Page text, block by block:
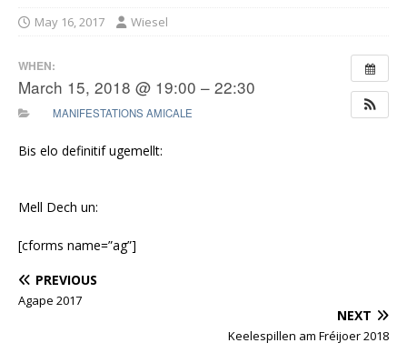
May 16, 2017 Wiesel
WHEN:
March 15, 2018 @ 19:00 – 22:30
MANIFESTATIONS AMICALE
Bis elo definitif ugemellt:
Mell Dech un:
[cforms name=”ag”]
PREVIOUS
Agape 2017
NEXT
Keelespillen am Fréijoer 2018